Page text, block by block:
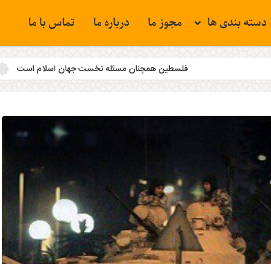
دسته بندی ها مجوز ما درباره ما تماس با ما
فلسطین همچنان مسئله نخست جهان اسلام است هدف قرار دادن